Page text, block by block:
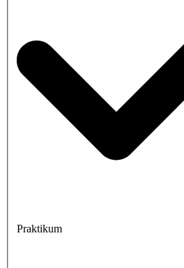
Praktikum